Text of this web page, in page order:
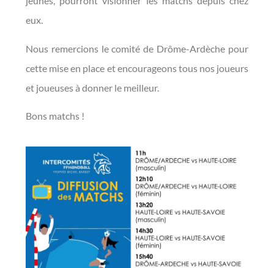
eux.
Nous remercions le comité de Drôme-Ardèche pour
cette mise en place et encourageons tous nos joueurs
et joueuses à donner le meilleur.
Bons matchs !